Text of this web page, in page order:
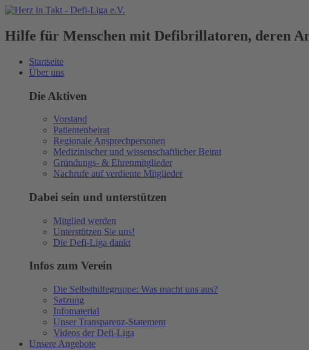
Hilfe für Menschen mit Defibrillatoren, deren
Startseite
Über uns
Die Aktiven
Vorstand
Patientenbeirat
Regionale Ansprechpersonen
Medizinischer und wissenschaftlicher Beirat
Gründungs- & Ehrenmitglieder
Nachrufe auf verdiente Mitglieder
Dabei sein und unterstützen
Mitglied werden
Unterstützen Sie uns!
Die Defi-Liga dankt
Infos zum Verein
Die Selbsthilfegruppe: Was macht uns aus?
Satzung
Infomaterial
Unser Transparenz-Statement
Videos der Defi-Liga
Unsere Angebote